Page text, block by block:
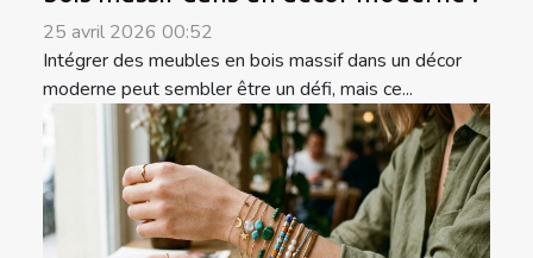
25 avril 2026 00:52
Intégrer des meubles en bois massif dans un décor
moderne peut sembler être un défi, mais ce...